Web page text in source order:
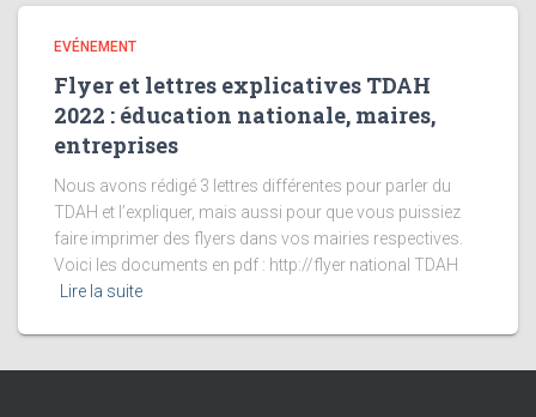
EVÉNEMENT
Flyer et lettres explicatives TDAH
2022 : éducation nationale, maires,
entreprises
Nous avons rédigé 3 lettres différentes pour parler du
TDAH et l’expliquer, mais aussi pour que vous puissiez
faire imprimer des flyers dans vos mairies respectives.
Voici les documents en pdf : http://flyer national TDAH
Lire la suite